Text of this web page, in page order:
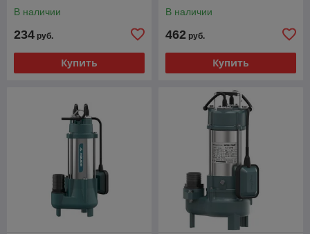
В наличии
234 руб.
Купить
В наличии
462 руб.
Купить